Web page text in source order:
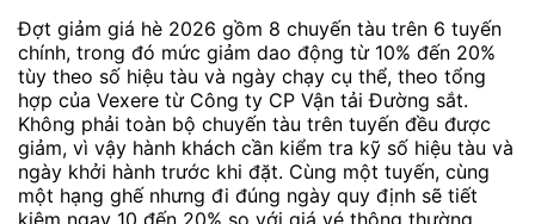
Đợt giảm giá hè 2026 gồm 8 chuyến tàu trên 6 tuyến
chính, trong đó mức giảm dao động từ 10% đến 20%
tùy theo số hiệu tàu và ngày chạy cụ thể, theo tổng
hợp của Vexere từ Công ty CP Vận tải Đường sắt.
Không phải toàn bộ chuyến tàu trên tuyến đều được
giảm, vì vậy hành khách cần kiểm tra kỹ số hiệu tàu và
ngày khởi hành trước khi đặt. Cùng một tuyến, cùng
một hạng ghế nhưng đi đúng ngày quy định sẽ tiết
kiệm ngay 10 đến 20% so với giá vé thông thường.